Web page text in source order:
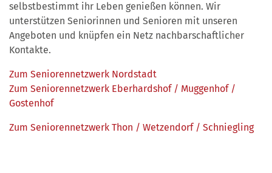
selbstbestimmt ihr Leben genießen können. Wir
unterstützen Seniorinnen und Senioren mit unseren
Angeboten und knüpfen ein Netz nachbarschaftlicher
Kontakte.
Zum Seniorennetzwerk Nordstadt
Zum Seniorennetzwerk Eberhardshof / Muggenhof /
Gostenhof
Zum Seniorennetzwerk Thon / Wetzendorf / Schniegling